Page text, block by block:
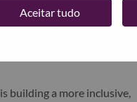
Aceitar tudo
in world-changing
everyone, everywhere.
(HKSE: 992) (ADR:
building a more inclusive,